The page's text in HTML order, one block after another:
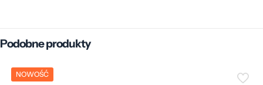
Producent
Podobne produkty
NOWOŚĆ